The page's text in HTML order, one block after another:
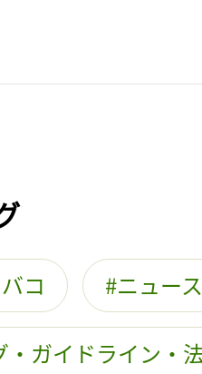
コ ニュース
・ガイドライン・